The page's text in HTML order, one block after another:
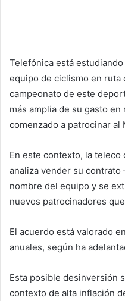
Telefónica está
equipo de ciclismo en ruta
campeonato de este
más amplia de su gasto
comenzado a patrocinar al
En este contexto, la
analiza vender su
nombre del equipo y se
nuevos patrocinadores
El acuerdo está valorado
anuales, según ha
Esta posible desinversión
contexto de alta inflación